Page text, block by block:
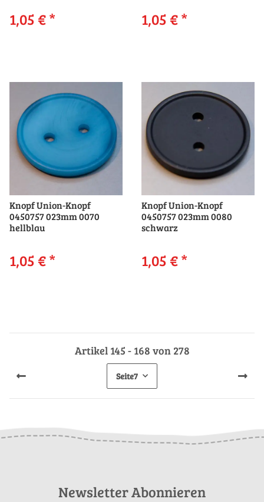
1,05 €* 1,05 €*
Knopf Union-Knopf
0450757 023mm 0070
hellblau
1,05 €*
Knopf Union-Knopf
0450757 023mm 0080
schwarz
1,05 €*
Artikel 145 - 168 von 278
Seite7
Newsletter Abonnieren